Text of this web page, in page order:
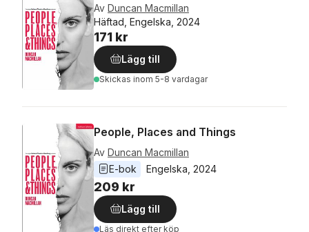
Av Duncan Macmillan
Häftad, Engelska, 2024
171 kr
Lägg till
Skickas inom 5-8 vardagar
People, Places and Things
Av Duncan Macmillan
E-bok
Engelska 2024
209 kr
Lägg till
Läs direkt efter köp